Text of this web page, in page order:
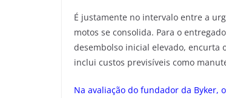
É justamente no intervalo entre a
motos se consolida. Para o
desembolso inicial elevado, encurta
inclui custos previsíveis como
Na avaliação do fundador da Byker,